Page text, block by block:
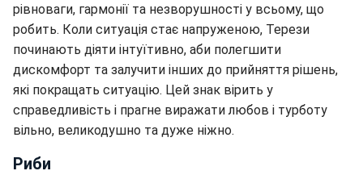
рівноваги, гармонії та незворушності у всьому, що
робить. Коли ситуація стає напруженою, Терези
починають діяти інтуїтивно, аби полегшити
дискомфорт та залучити інших до прийняття рішень,
які покращать ситуацію. Цей знак вірить у
справедливість і прагне виражати любов і турботу
вільно, великодушно та дуже ніжно.
Риби